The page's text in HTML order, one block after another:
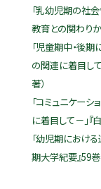
「乳幼児期の社
教育との関わりか
「児童期中・後
の関連に着目して
著）
「コミュニケー
に着目して－」『
「幼児期におけ
期大学紀要』59巻